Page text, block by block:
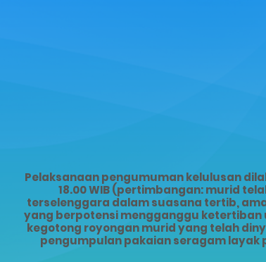
Pelaksanaan pengumuman kelulusan
18.00 WIB (pertimbangan: murid
terselenggara dalam suasana tertib,
yang berpotensi mengganggu
kegotong royongan murid yang telah
pengumpulan pakaian seragam